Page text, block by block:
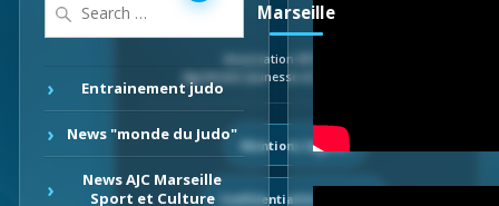
for:
Entrainement judo
News "monde du Judo"
News AJC Marseille
Sport et Culture
Marseille
Association W133018381
Agrément Jeunesse et Sport 3977 S/15
Mentions légales
Confidentialité et RGPD